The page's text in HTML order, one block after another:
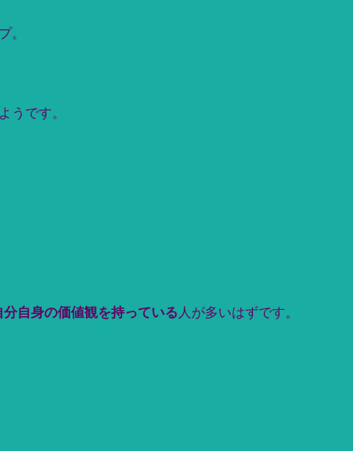
。
うです。
分自身の価値観を持っている 人が多いはずです。